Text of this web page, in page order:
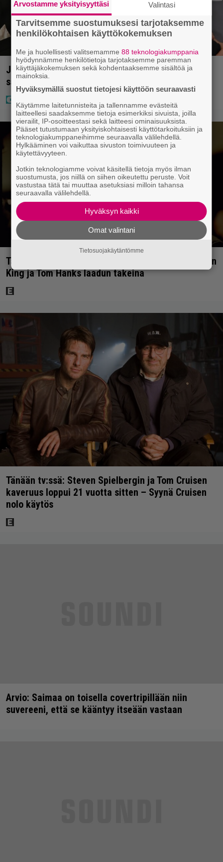
Jani Sieviseltä harvinainen kuva – ”Kaikki lapset
samaan aikaan”
Tänään tv:ssä: Loistoleffa vuodelta 1999 – Stephen
King ja Tom Hanks laadun takeina
Tänään tv:ssä: Steven Spielbergin ja Tom Cruisen
kaveruus loppui 21 vuotta sitten – Syynä Cruisen
nolo käytös
Arvio: Saimaa on toisella covertripillään niin
suvereeni, että se kääntyy itseään vastaan
Arvostamme yksityisyyttäsi Valintasi
Tarvitsemme suostumuksesi tarjotaksemme
henkilökohtaisen käyttökokemuksen
Me ja huolellisesti valitsemamme88 teknologiakumppania
hyödynnämme henkilötietoja tarjotaksemme paremman
käyttäjäkokemuksen sekä kohdentaaksemme sisältöä ja
mainoksia.
Hyväksymällä suostut tietojesi käyttöön seuraavasti
Käytämme laitetunnisteita ja tallennamme evästeitä
laitteellesi saadaksemme tietoja esimerkiksi sivuista, joilla
vierailit, IP-osoitteestasi sekä laitteesi ominaisuuksista.
Pääset tutustumaan yksityiskohtaisesti käyttötarkoituksiin ja
teknologiakumppaneihimme seuraavalla välilehdellä.
Hylkääminen voi vaikuttaa sivuston toimivuuteen ja
käytettävyyteen.
Jotkin teknologiamme voivat käsitellä tietoja myös ilman
suostumusta, jos niillä on siihen oikeutettu peruste. Voit
vastustaa tätä tai muuttaa asetuksiasi milloin tahansa
seuraavalla välilehdellä.
Hyväksyn kaikki
Omat valintani
Tietosuojakäytäntömme